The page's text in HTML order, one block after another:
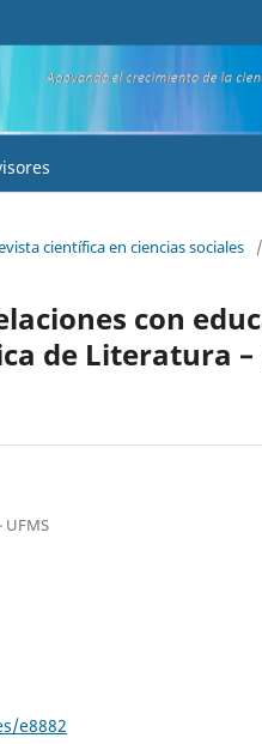
científica en ciencias sociales /
con
de Literatura –
UFMS
e8882